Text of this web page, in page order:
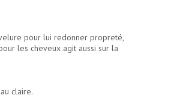
pour lui redonner propreté,
les cheveux agit aussi sur la
claire.